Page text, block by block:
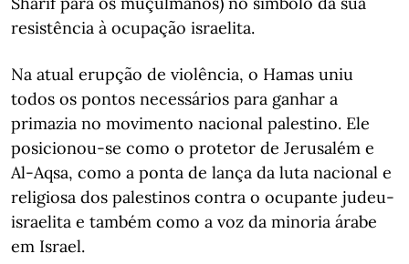
resistência à ocupação israelita.
Na atual erupção de violência, o Hamas uniu
todos os pontos necessários para ganhar a
primazia no movimento nacional palestino. Ele
posicionou-se como o protetor de Jerusalém e
Al-Aqsa, como a ponta de lança da luta nacional e
religiosa dos palestinos contra o ocupante judeu-
israelita e também como a voz da minoria árabe
em Israel.